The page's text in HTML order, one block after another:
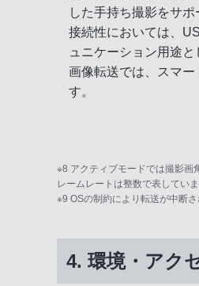
した手持ち撮影をサポ
接続性においては、
ュニケーション用途
画像転送では、スマ
す。
※8 アクティブモードでは撮影画
レームレートは整数で表してい
※9 OSの制約により転送が中断さ
4. 環境・アク